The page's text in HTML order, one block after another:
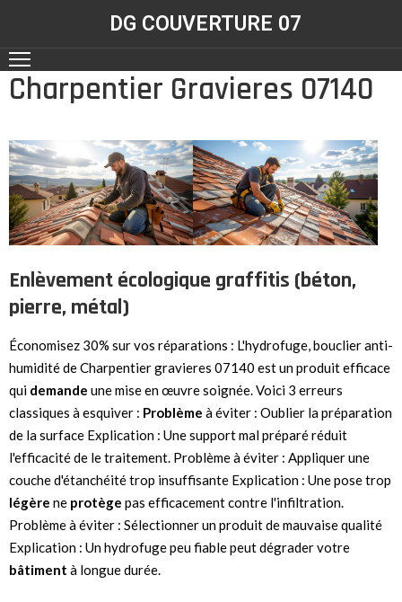
DG COUVERTURE 07
ACCUEIL
RÉALISATIONS
CONTACT
NOS
SERVICES
Charpentier Gravieres 07140
Enlèvement écologique graffitis (béton,
pierre, métal)
Économisez 30% sur vos réparations : L'hydrofuge, bouclier anti-
humidité de Charpentier gravieres 07140 est un produit efficace
qui demande une mise en œuvre soignée. Voici 3 erreurs
classiques à esquiver : Problème à éviter : Oublier la préparation
de la surface Explication : Une support mal préparé réduit
l'efficacité de le traitement. Problème à éviter : Appliquer une
couche d'étanchéité trop insuffisante Explication : Une pose trop
légère ne protège pas efficacement contre l'infiltration.
Problème à éviter : Sélectionner un produit de mauvaise qualité
Explication : Un hydrofuge peu fiable peut dégrader votre
bâtiment à longue durée.